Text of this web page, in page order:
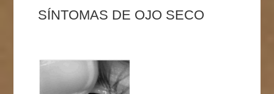
SÍNTOMAS DE OJO SECO